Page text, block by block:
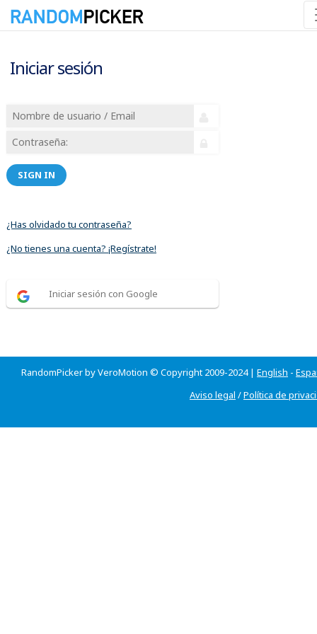
Iniciar sesión
SIGN IN
¿Has olvidado tu contraseña?
¿No tienes una cuenta? ¡Regístrate!
Iniciar sesión con Google
RandomPicker by VeroMotion © Copyright 2009-2024 | English -
Aviso legal /Política de